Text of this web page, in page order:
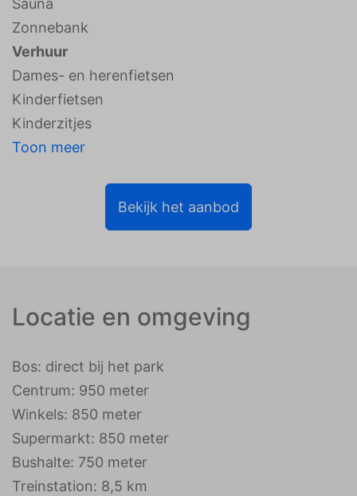
Sauna
Zonnebank
Verhuur
Dames- en herenfietsen
Kinderfietsen
Kinderzitjes
Toon meer
Bekijk het aanbod
Locatie en omgeving
Bos: direct bij het park
Centrum: 950 meter
Winkels: 850 meter
Supermarkt: 850 meter
Bushalte: 750 meter
Treinstation: 8,5 km